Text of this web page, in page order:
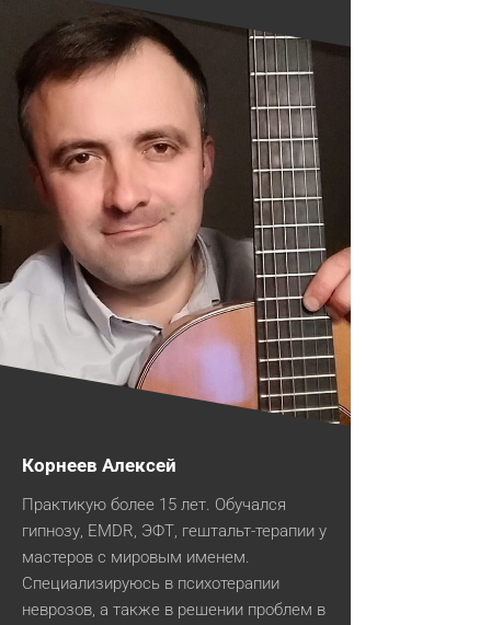
Корнеев Алексей
Практикую более 15 лет. Обучался
гипнозу, EMDR, ЭФТ, гештальт-терапии у
мастеров с мировым именем.
Специализируюсь в психотерапии
неврозов, а также в решении проблем в